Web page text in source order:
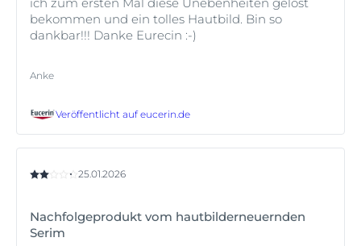
Außerdem kann Sonneneinstrahlung die PIH-
Symptome verschlimmern, die betroffenen Stellen
verlängern. Die meisten aknebedingten PIH
verblassen mit der Zeit, aber es kann mehrere Jahre
verschwunden sind*.
*Abad-Casintahan, F. et al., “Frequency and Characteristics of Acne-
Related Post-Inflammatory Hyperpigmentation.” J Dermatol. 2016;
Verbraucher in aller Welt bekämpfen.
al., JEADV. 2011; 25(9):1054-1060.
bekommen und ein tolles Hautbild. Bin so
dankbar!!! Danke Eurecin :-)
Anke
Veröffentlicht auf eucerin.de
25.01.2026
Nachfolgeprodukt vom hautbilderneuernden
Serim